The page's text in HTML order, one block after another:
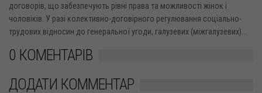
договорів, що забезпечують рівні права та можливості жінок і
чоловіків. У разі колективно-договірного регулювання соціально-
трудових відносин до генеральної угоди, галузевих (міжгалузевих)...
0 КОМЕНТАРІВ
ДОДАТИ КОММЕНТАР